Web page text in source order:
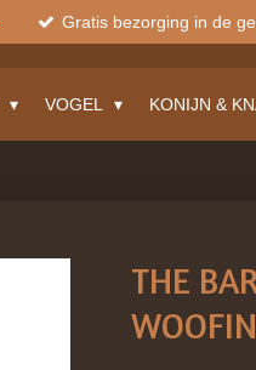
Gratis bezorging in de
VOGEL KONIJN &
THE
WOOFIN